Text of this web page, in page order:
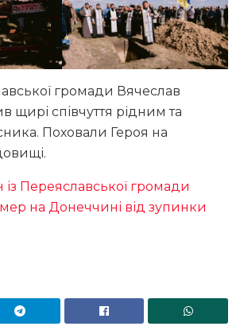
громади Вячеслав
щирі співчуття рідним та
Поховали Героя на
із Переяславської громади
на Донеччині від зупинки